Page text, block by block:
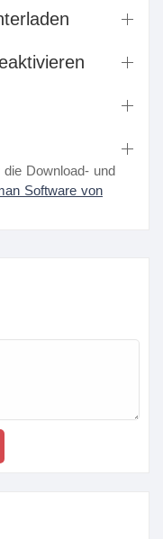
Download- und
Software von